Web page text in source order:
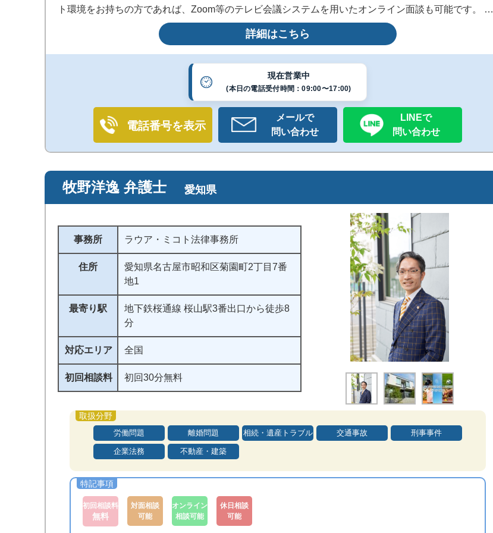
ト環境をお持ちの方であれば、Zoom等のテレビ会議システムを用いたオンライン面談も可能です。 事
前予約いただければ、休日・夜間の面談も対応可能な場合があります。
詳細はこちら
現在営業中
(本日の電話受付時間：09:00〜17:00)
電話番号を表示
メールで
問い合わせ
LINEで
問い合わせ
牧野洋逸 弁護士 愛知県
事務所 ラウア・ミコト法律事務所
住所
愛知県名古屋市昭和区菊園町2丁目7番
地1
最寄り駅
地下鉄桜通線 桜山駅3番出口から徒歩8
分
対応エリア 全国
初回相談料 初回30分無料
労働問題 離婚問題 相続・遺産トラブル 交通事故 刑事事件
企業法務 不動産・建築
初回相談料
無料
対面相談
可能
オンライン
相談可能
休日相談
可能